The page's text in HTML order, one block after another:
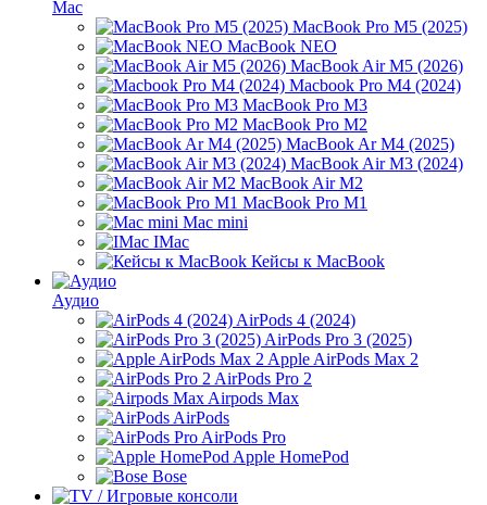
Mac
MacBook Pro M5 (2025)
MacBook NEO
MacBook Air M5 (2026)
Macbook Pro M4 (2024)
MacBook Pro M3
MacBook Pro M2
MacBook Ar M4 (2025)
MacBook Air M3 (2024)
MacBook Air M2
MacBook Pro M1
Mac mini
IMac
Кейсы к MacBook
Аудио
AirPods 4 (2024)
AirPods Pro 3 (2025)
Apple AirPods Max 2
AirPods Pro 2
Airpods Max
AirPods
AirPods Pro
Apple HomePod
Bose